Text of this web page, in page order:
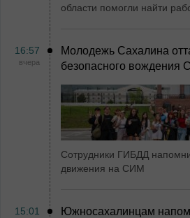
области помогли найти
16:57
вчера
Молодежь Сахалина
безопасного вождения
Сотрудники ГИБДД
движения на СИМ
15:01
Южносахалинцам